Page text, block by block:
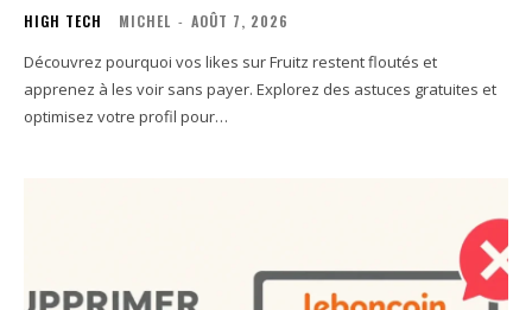
HIGH TECH MICHEL - AOÛT 7, 2026
Découvrez pourquoi vos likes sur Fruitz restent floutés et
apprenez à les voir sans payer. Explorez des astuces gratuites et
optimisez votre profil pour…